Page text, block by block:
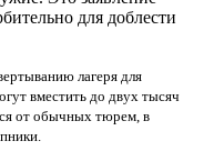
для доблести
лагеря для
вместить до двух тысяч
от обычных тюрем, в